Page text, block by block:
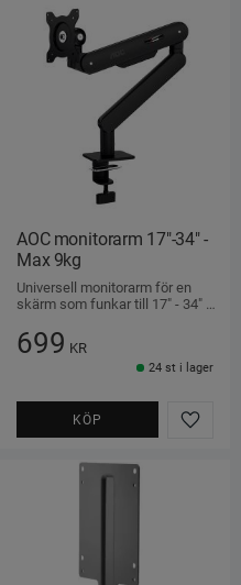
i favoriter
AOC monitorarm 17"-34" -
Max 9kg
Universell monitorarm för en
skärm som funkar till 17" - 34"
699 KR
Lägg
24 st i lager
KÖP